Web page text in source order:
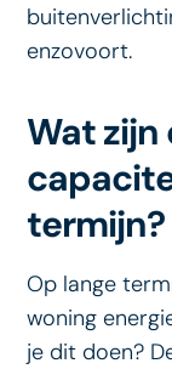
enzovoort.
Wat zijn
termijn?
Op lange
woning
je dit doen?